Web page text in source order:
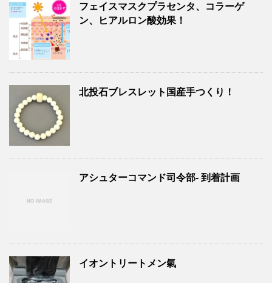
フェイスマスクプラセンタ、コラーゲ
ン、ヒアルロン酸効果！
北投石ブレスレット国産手つくり！
アシュターコマンド司令部- 到着計画
イオントリートメン氣